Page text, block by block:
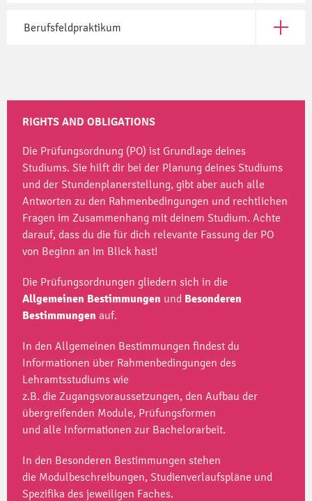
Berufsfeldpraktikum Open
RIGHTS AND OBLIGATIONS
Die Prüfungsordnung (PO) ist Grundlage deines
Studiums. Sie hilft dir bei der Planung deines Studiums
und der Stundenplanerstellung, gibt aber auch alle
Antworten zu den Rahmenbedingungen und rechtlichen
Fragen im Zusammenhang mit deinem Studium. Achte
darauf, dass du die für dich relevante Fassung der PO
von Beginn an im Blick hast!
Die Prüfungsordnungen gliedern sich in die
Allgemeinen Bestimmungen und Besonderen
Bestimmungen auf.
In den Allgemeinen Bestimmungen findest du
Informationen über Rahmenbedingungen des
Lehramtsstudiums wie
z.B. die Zugangsvoraussetzungen, den Aufbau der
übergreifenden Module, Prüfungsformen
und alle Informationen zur Bachelorarbeit.
In den Besonderen Bestimmungen stehen
die Modulbeschreibungen, Studienverlaufspläne und
Spezifika des jeweiligen Faches.